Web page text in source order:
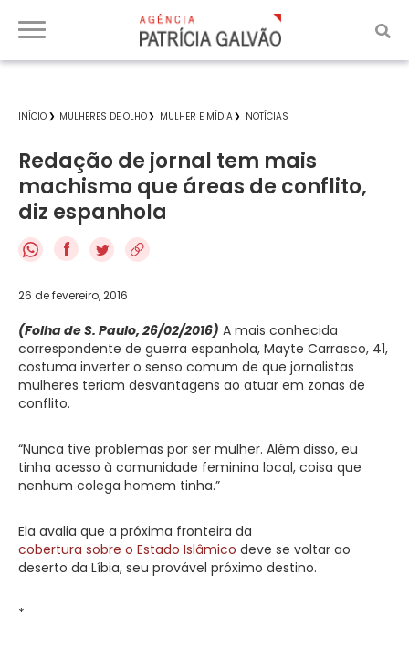
INÍCIO MULHERES DE OLHO MULHER E MÍDIA NOTÍCIAS
Redação de jornal tem mais
machismo que áreas de conflito,
diz espanhola
f
26 de fevereiro, 2016
(Folha de S. Paulo, 26/02/2016) A mais conhecida
correspondente de guerra espanhola, Mayte Carrasco, 41,
costuma inverter o senso comum de que jornalistas
mulheres teriam desvantagens ao atuar em zonas de
conflito.
“Nunca tive problemas por ser mulher. Além disso, eu
tinha acesso à comunidade feminina local, coisa que
nenhum colega homem tinha.”
Ela avalia que a próxima fronteira da
cobertura sobre o Estado Islâmico deve se voltar ao
deserto da Líbia, seu provável próximo destino.
*